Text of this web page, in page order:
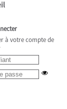
à votre compte de